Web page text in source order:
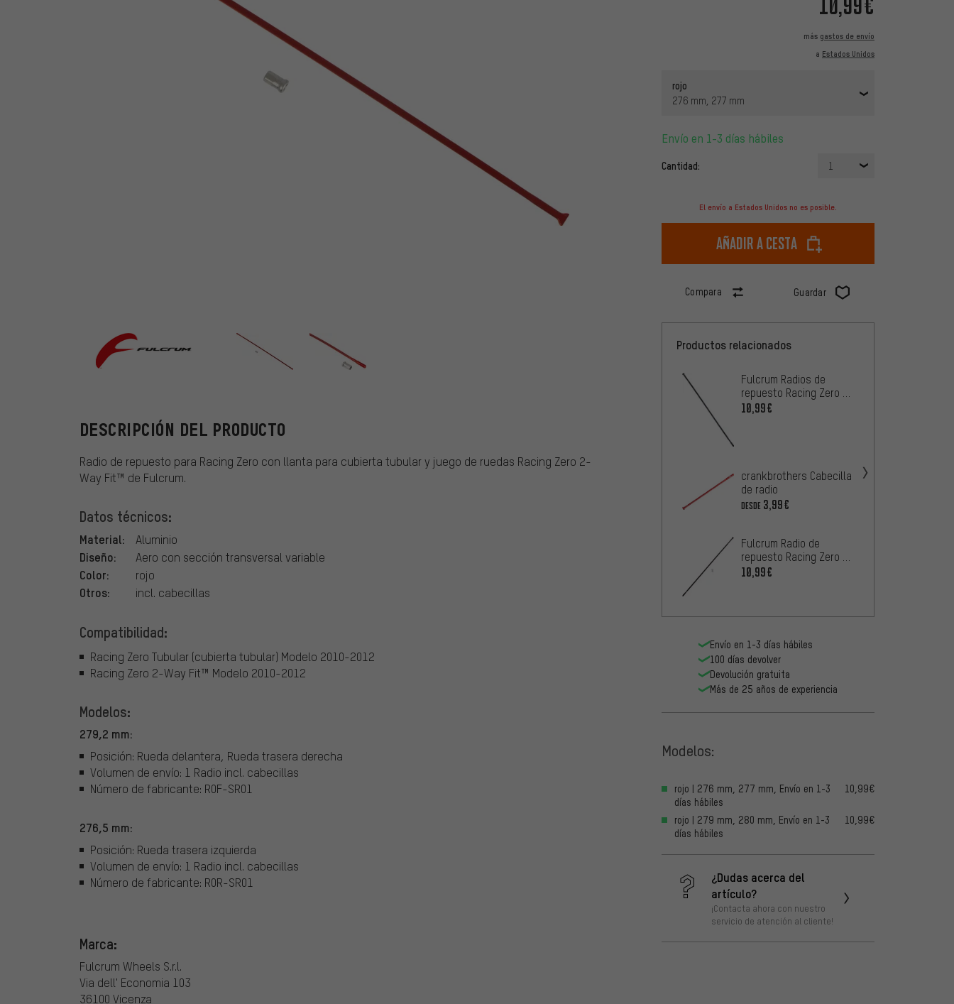
más gastos de envío
a Estados Unidos
rojo
276 mm, 277 mm
Envío en 1-3 días hábiles
Cantidad: 1
El envío a Estados Unidos no es posible.
Añadir a cesta
Compara Guardar
Fulcrum
DESCRIPCIÓN DEL PRODUCTO
Radio de repuesto para Racing Zero con llanta para cubierta tubular y juego de ruedas Racing Zero 2-
Way Fit™ de Fulcrum.
Datos técnicos:
Material: Aluminio
Diseño: Aero con sección transversal variable
Color: rojo
Otros: incl. cabecillas
Compatibilidad:
Racing Zero Tubular (cubierta tubular) Modelo 2010-2012
Racing Zero 2-Way Fit™ Modelo 2010-2012
Modelos:
279,2 mm:
Posición: Rueda delantera, Rueda trasera derecha
Volumen de envío: 1 Radio incl. cabecillas
Número de fabricante: R0F-SR01
276,5 mm:
Posición: Rueda trasera izquierda
Volumen de envío: 1 Radio incl. cabecillas
Número de fabricante: R0R-SR01
Marca:
Fulcrum Wheels S.r.l.
Via dell' Economia 103
36100 Vicenza
Productos relacionados
Fulcrum Radios de
repuesto Racing Zero /
Racing 1 Modelo 2010-
10,99€
crankbrothers Cabecilla
de radio
DESDE 3,99€
Fulcrum Radio de
repuesto Racing Zero /
Racing 1 modelo 2013-
10,99€
Envío en 1-3 días hábiles
100 días devolver
Devolución gratuita
Más de 25 años de experiencia
Modelos:
rojo | 276 mm, 277 mm, Envío en 1-3
días hábiles
10,99€
rojo | 279 mm, 280 mm, Envío en 1-3
días hábiles
10,99€
¿Dudas acerca del
artículo?
¡Contacta ahora con nuestro
servicio de atención al cliente!